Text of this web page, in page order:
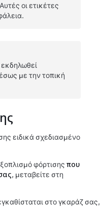
οι ετικέτες
με την τοπική
ειδικά σχεδιασμένο
φόρτισης που
, μεταβείτε στη
στο γκαράζ σας,